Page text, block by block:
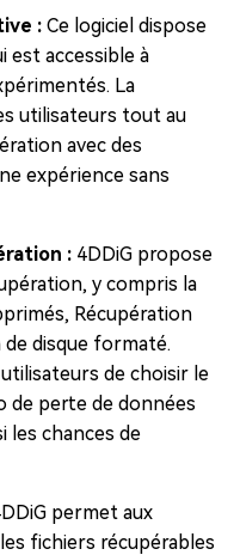
: Ce logiciel dispose
est accessible à
La
utilisateurs tout au
avec des
expérience sans
: 4DDiG propose
y compris la
Récupération
disque formaté.
de choisir le
de perte de données
les chances de
permet aux
fichiers récupérables